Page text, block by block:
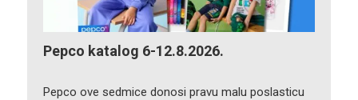
Pepco katalog 6-12.8.2026.
Pepco ove sedmice donosi pravu malu poslasticu